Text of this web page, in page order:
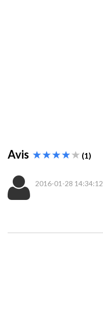
Avis (1)
2016-01-28 14:34:12